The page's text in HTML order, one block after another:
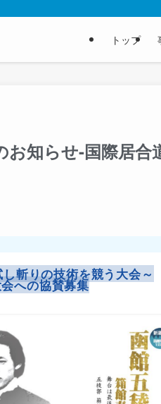
トップ
知らせ-国際居合
斬りの技術を競う大会～
への協賛募集